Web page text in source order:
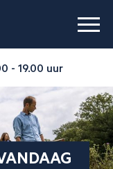
- 19.00 uur